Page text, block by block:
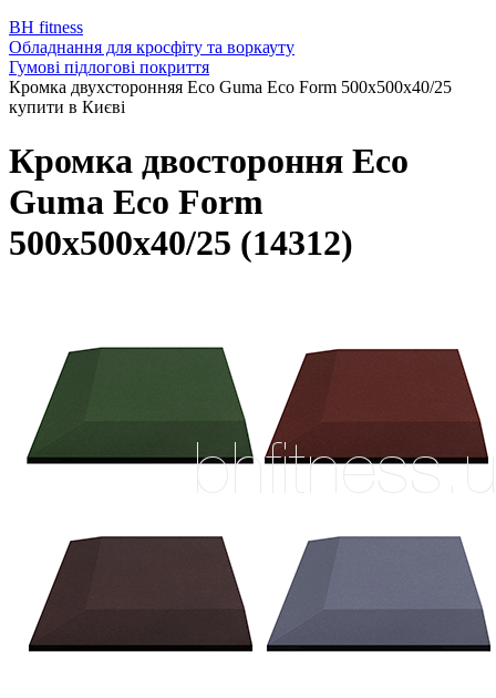
BH fitness
Обладнання для кросфіту та воркауту
Гумові підлогові покриття
Кромка двухсторонняя Eco Guma Eco Form 500х500х40/25
купити в Києві
Кромка двостороння Eco
Guma Eco Form
500х500х40/25 (14312)